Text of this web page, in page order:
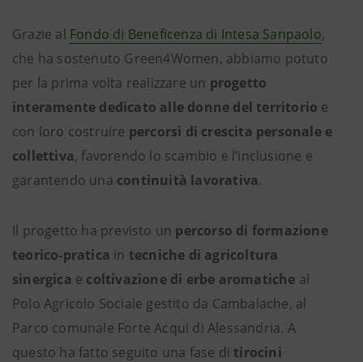
Grazie al Fondo di Beneficenza di Intesa Sanpaolo,
che ha sostenuto Green4Women, abbiamo potuto
per la prima volta realizzare un progetto
interamente dedicato alle donne del territorio e
con loro costruire percorsi di crescita personale e
collettiva, favorendo lo scambio e l’inclusione e
garantendo una continuità lavorativa.
Il progetto ha previsto un percorso di formazione
teorico-pratica in tecniche di agricoltura
sinergica e coltivazione di erbe aromatiche al
Polo Agricolo Sociale gestito da Cambalache, al
Parco comunale Forte Acqui di Alessandria. A
questo ha fatto seguito una fase di tirocini